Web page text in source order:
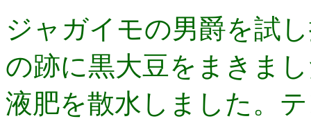
ジャガイモの男爵を試
の跡に黒大豆をまきま
液肥を散水しました。